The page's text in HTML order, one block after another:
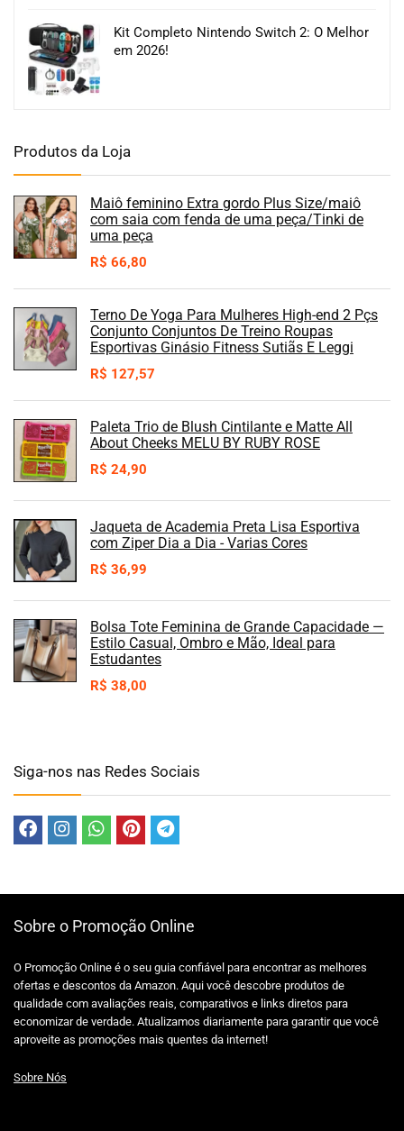
Kit Completo Nintendo Switch 2: O Melhor
em 2026!
Produtos da Loja
Maiô feminino Extra gordo Plus Size/maiô
com saia com fenda de uma peça/Tinki de
uma peça
R$ 66,80
Terno De Yoga Para Mulheres High-end 2 Pçs
Conjunto Conjuntos De Treino Roupas
Esportivas Ginásio Fitness Sutiãs E Leggi
R$ 127,57
Paleta Trio de Blush Cintilante e Matte All
About Cheeks MELU BY RUBY ROSE
R$ 24,90
Jaqueta de Academia Preta Lisa Esportiva
com Ziper Dia a Dia - Varias Cores
R$ 36,99
Bolsa Tote Feminina de Grande Capacidade —
Estilo Casual, Ombro e Mão, Ideal para
Estudantes
R$ 38,00
Siga-nos nas Redes Sociais
Sobre o Promoção Online
O Promoção Online é o seu guia confiável para encontrar as melhores
ofertas e descontos da Amazon. Aqui você descobre produtos de
qualidade com avaliações reais, comparativos e links diretos para
economizar de verdade. Atualizamos diariamente para garantir que você
aproveite as promoções mais quentes da internet!
Sobre Nós